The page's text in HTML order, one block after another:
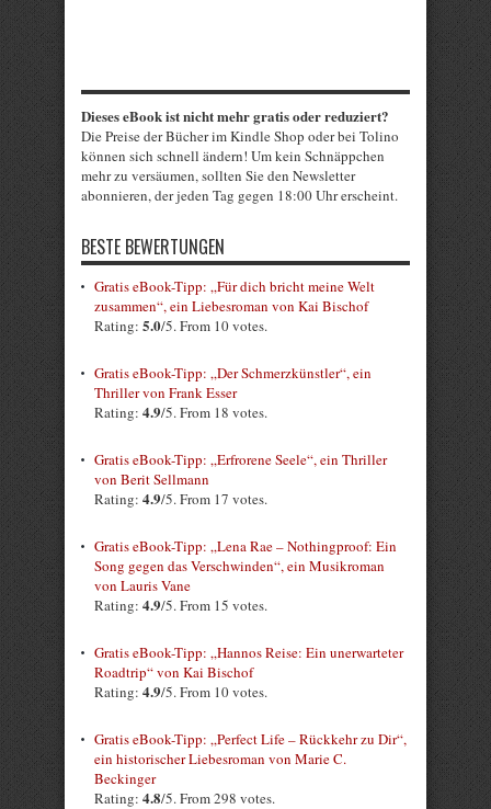
Dieses eBook ist nicht mehr gratis oder reduziert?
Die Preise der Bücher im Kindle Shop oder bei Tolino
können sich schnell ändern! Um kein Schnäppchen
mehr zu versäumen, sollten Sie den Newsletter
abonnieren, der jeden Tag gegen 18:00 Uhr erscheint.
BESTE BEWERTUNGEN
Gratis eBook-Tipp: „Für dich bricht meine Welt
zusammen“, ein Liebesroman von Kai Bischof
Rating: 5.0/5. From 10 votes.
Gratis eBook-Tipp: „Der Schmerzkünstler“, ein
Thriller von Frank Esser
Rating: 4.9/5. From 18 votes.
Gratis eBook-Tipp: „Erfrorene Seele“, ein Thriller
von Berit Sellmann
Rating: 4.9/5. From 17 votes.
Gratis eBook-Tipp: „Lena Rae – Nothingproof: Ein
Song gegen das Verschwinden“, ein Musikroman
von Lauris Vane
Rating: 4.9/5. From 15 votes.
Gratis eBook-Tipp: „Hannos Reise: Ein unerwarteter
Roadtrip“ von Kai Bischof
Rating: 4.9/5. From 10 votes.
Gratis eBook-Tipp: „Perfect Life – Rückkehr zu Dir“,
ein historischer Liebesroman von Marie C.
Beckinger
Rating: 4.8/5. From 298 votes.